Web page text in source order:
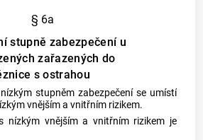
§ 6a
stupně zabezpečení u
zařazených do
s ostrahou
stupněm zabezpečení se umístí
vnějším a vnitřním rizikem.
nízkým vnějším a vnitřním rizikem je